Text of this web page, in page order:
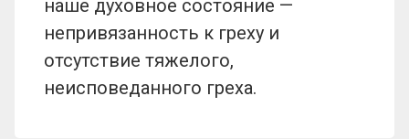
наше духовное состояние —
непривязанность к греху и
отсутствие тяжелого,
неисповеданного греха.